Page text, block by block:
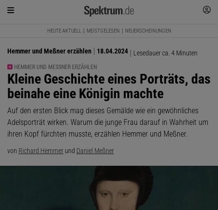
HEUTE AKTUELL MEISTGELESEN NEUERSCHEINUNGEN
Hemmer und Meßner erzählen 18.04.2024 Lesedauer ca. 4 Minuten
HEMMER UND MESSNER ERZÄHLEN
:
Kleine Geschichte eines Porträts, das
beinahe eine Königin machte
Auf den ersten Blick mag dieses Gemälde wie ein gewöhnliches
Adelsporträt wirken. Warum die junge Frau darauf in Wahrheit um
ihren Kopf fürchten musste, erzählen Hemmer und Meßner.
von Richard Hemmer und Daniel Meßner